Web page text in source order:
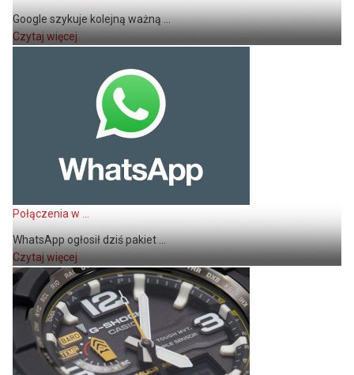
Google szykuje kolejną ważną ...
Czytaj więcej
Połączenia w ...
WhatsApp ogłosił dziś pakiet ...
Czytaj więcej